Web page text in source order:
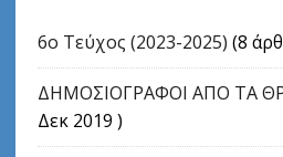
6ο Τεύχος (2023-2025) (8
ΔΗΜΟΣΙΟΓΡΑΦΟΙ ΑΠΟ ΤΑ
Δεκ 2019 )